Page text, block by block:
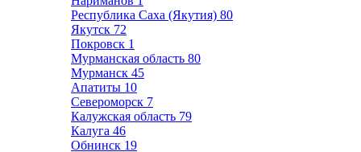
Республика Саха (Якутия) 80
Якутск 72
Покровск 1
Мурманская область 80
Мурманск 45
Апатиты 10
Североморск 7
Калужская область 79
Калуга 46
Обнинск 19